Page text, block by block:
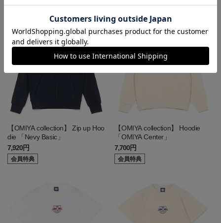
会員特典 会員特典
【OMIYA collection】 Zip up Hoo
die 「Nevy Basic」
7,920円
会員特典
【OMIYA collection】 Hoodie
「OMIYA Center」
7,700円
会員特典